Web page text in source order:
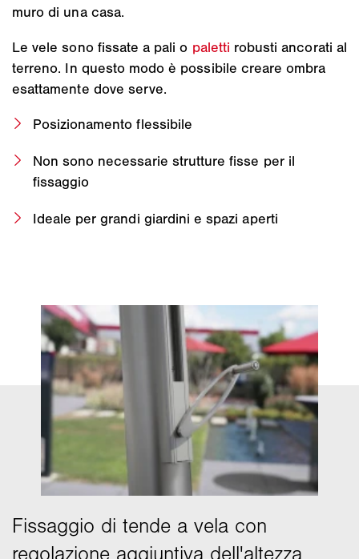
muro di una casa.
Le vele sono fissate a pali o paletti robusti ancorati al
terreno. In questo modo è possibile creare ombra
esattamente dove serve.
Posizionamento flessibile
Non sono necessarie strutture fisse per il
fissaggio
Ideale per grandi giardini e spazi aperti